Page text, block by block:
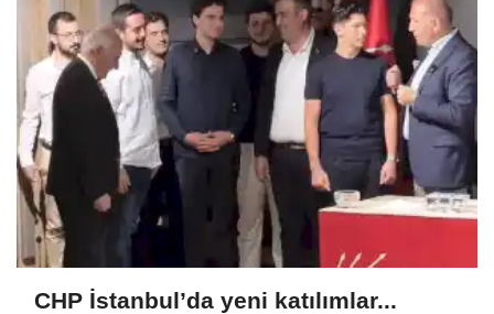
CHP İstanbul’da yeni katılımlar...